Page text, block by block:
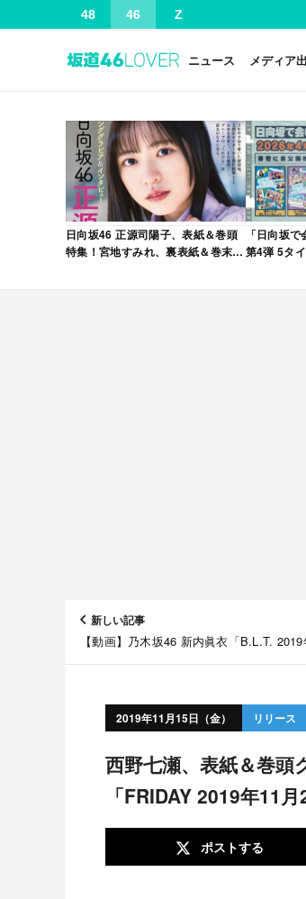
48 46 Z
ニュース メディア
日向坂46 正源司陽子、表紙＆巻頭
特集！宮地すみれ、裏表紙＆巻末特
VOL.12」本日4/30発売！
「日向坂
第4弾 5タ
新しい記事
【動画】乃木坂46 新内眞衣「B.L.T.
2019年11月15日（金） リリース
西野七瀬、表紙＆巻頭グラビア！乃木撮＆日向撮も掲載！
「FRIDAY 2019年11
ポストする